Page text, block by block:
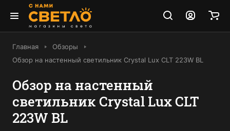
Главная
Обзоры
Обзор на настенный светильник Crystal Lux CLT 223W BL
Обзор на настенный
светильник Crystal Lux CLT
223W BL